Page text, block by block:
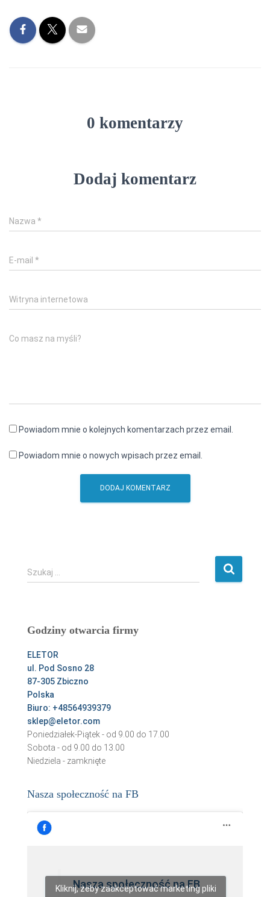
0 komentarzy
Dodaj komentarz
Nazwa *
E-mail *
Witryna internetowa
Co masz na myśli?
Powiadom mnie o kolejnych komentarzach przez email.
Powiadom mnie o nowych wpisach przez email.
S
z
j
Szukaj …
Godziny otwarcia firmy
ELETOR
ul. Pod Sosno 28
87-305 Zbiczno
Polska
Biuro: +48564939379
sklep@eletor.com
Poniedziałek-Piątek - od 9.00 do 17.00
Sobota - od 9.00 do 13.00
Niedziela - zamknięte
Nasza społeczność na FB
Nasza społeczność na FB
Kliknij, żeby zaakceptować marketing pliki